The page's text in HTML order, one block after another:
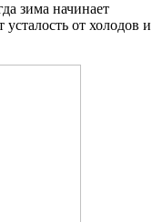
зима начинает
от холодов и